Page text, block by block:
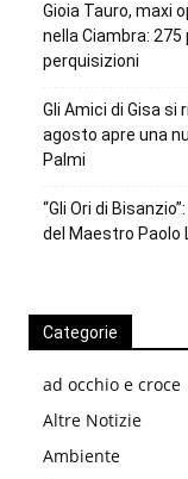
Gioia Tauro, maxi
nella Ciambra:
perquisizioni
Gli Amici di Gisa si
agosto apre una
Palmi
“Gli Ori di
del Maestro Paolo
Categorie
ad occhio e croce
Altre Notizie
Ambiente